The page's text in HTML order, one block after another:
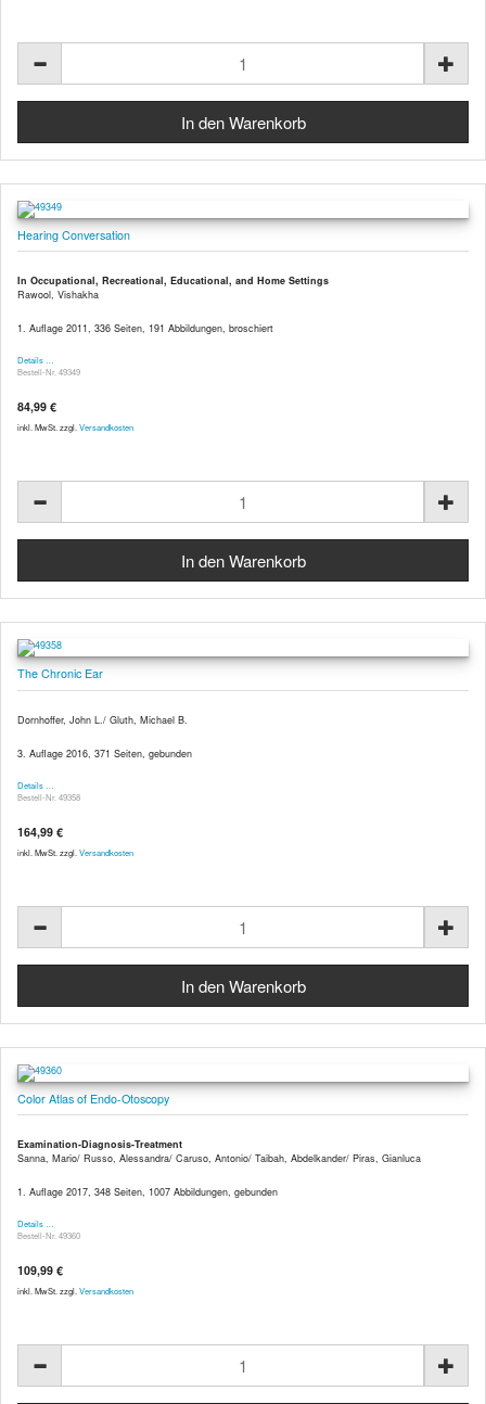
Hearing Conversation
In Occupational, Recreational, Educational, and Home Settings
Rawool, Vishakha
1. Auflage 2011, 336 Seiten, 191 Abbildungen, broschiert
Details …
Bestell-Nr. 49349
84,99 €
inkl. MwSt. zzgl. Versandkosten
The Chronic Ear
Dornhoffer, John L./ Gluth, Michael B.
3. Auflage 2016, 371 Seiten, gebunden
Details …
Bestell-Nr. 49358
164,99 €
inkl. MwSt. zzgl. Versandkosten
Color Atlas of Endo-Otoscopy
Examination-Diagnosis-Treatment
Sanna, Mario/ Russo, Alessandra/ Caruso, Antonio/ Taibah, Abdelkander/ Piras, Gianluca
1. Auflage 2017, 348 Seiten, 1007 Abbildungen, gebunden
Details …
Bestell-Nr. 49360
109,99 €
inkl. MwSt. zzgl. Versandkosten